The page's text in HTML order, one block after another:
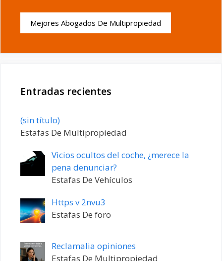
Mejores Abogados De Multipropiedad
Entradas recientes
(sin título)Entrada
20198
Estafas De Multipropiedad
Vicios ocultos del coche, ¿merece la
pena denunciar?
Estafas De Vehículos
Https v 2nvu3
Estafas De foro
Reclamalia opiniones
Estafas De Multipropiedad